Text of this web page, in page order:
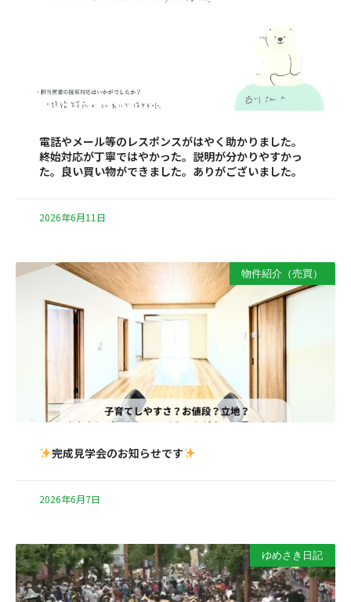
電話やメール等のレスポンスがはやく助かりました。
終始対応が丁寧ではやかった。説明が分かりやすかっ
た。良い買い物ができました。ありがございました。
2026年6月11日
物件紹介（売買）
完成見学会のお知らせです
2026年6月7日
ゆめさき日記